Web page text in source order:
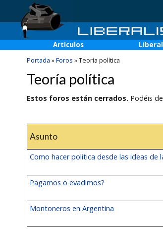
Artículos
Portada »Foros »Teoría política
Teoría política
Estos foros están cerrados. Podéis
Asunto
Como hacer politica desde las ideas de
Pagamos o evadimos?
Montoneros en Argentina